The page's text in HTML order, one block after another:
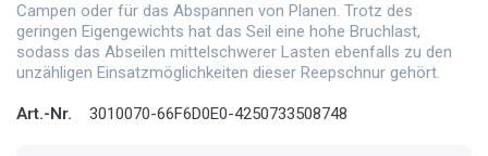
Campen oder für das Abspannen von Planen. Trotz des
geringen Eigengewichts hat das Seil eine hohe Bruchlast,
sodass das Abseilen mittelschwerer Lasten ebenfalls zu den
unzähligen Einsatzmöglichkeiten dieser Reepschnur gehört.
Art.-Nr. 3010070-66F6D0E0-4250733508748